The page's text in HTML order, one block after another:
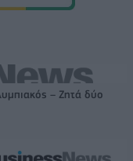
– Ζητά δύο